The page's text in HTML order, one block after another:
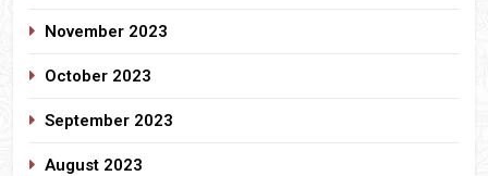
November 2023
October 2023
September 2023
August 2023